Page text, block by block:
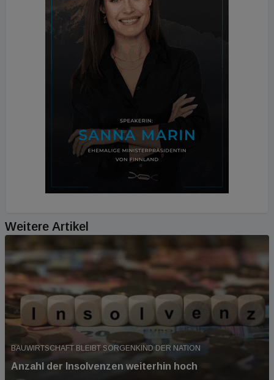
Weitere Artikel
BAUWIRTSCHAFT BLEIBT SORGENKIND DER NATION
Anzahl der Insolvenzen weiterhin hoch